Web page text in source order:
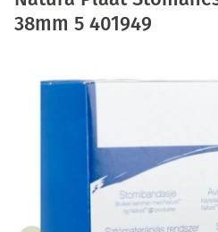
38mm 5 401949